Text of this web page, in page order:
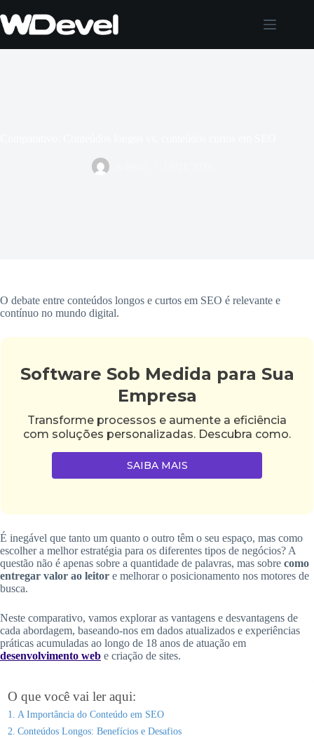
para
o
O debate entre conteúdos longos e curtos em SEO é relevante e
contínuo no mundo digital.
Software Sob Medida para Sua
Empresa
Transforme processos e aumente a eficiência
com soluções personalizadas. Descubra como.
SAIBA MAIS
É inegável que tanto um quanto o outro têm o seu espaço, mas como
escolher a melhor estratégia para os diferentes tipos de negócios? A
questão não é apenas sobre a quantidade de palavras, mas sobre como
entregar valor ao leitor e melhorar o posicionamento nos motores de
busca.
Neste comparativo, vamos explorar as vantagens e desvantagens de
cada abordagem, baseando-nos em dados atualizados e experiências
práticas acumuladas ao longo de 18 anos de atuação em
desenvolvimento web e criação de sites.
O que você vai ler aqui:
A Importância do Conteúdo em SEO
Conteúdos Longos: Benefícios e Desafios